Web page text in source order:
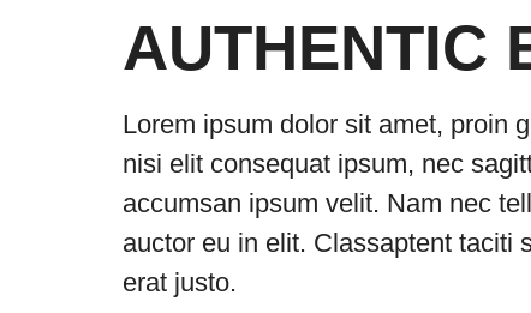
AUTHENTIC
Lorem ipsum dolor sit amet, proin
nisi elit consequat ipsum, nec
accumsan ipsum velit. Nam nec
auctor eu in elit. Classaptent taciti
erat justo.